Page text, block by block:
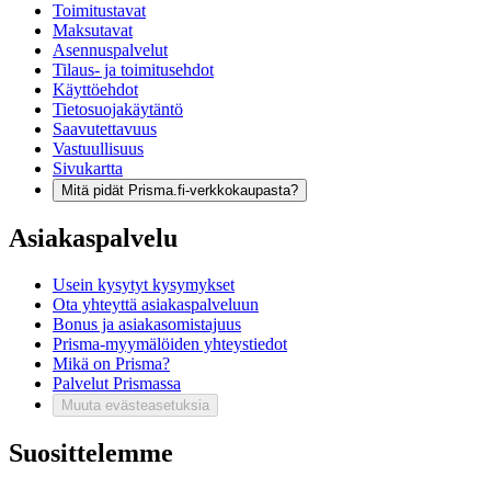
Toimitustavat
Maksutavat
Asennuspalvelut
Tilaus- ja toimitusehdot
Käyttöehdot
Tietosuojakäytäntö
Saavutettavuus
Vastuullisuus
Sivukartta
Mitä pidät Prisma.fi-verkkokaupasta?
Asiakaspalvelu
Usein kysytyt kysymykset
Ota yhteyttä asiakaspalveluun
Bonus ja asiakasomistajuus
Prisma-myymälöiden yhteystiedot
Mikä on Prisma?
Palvelut Prismassa
Muuta evästeasetuksia
Suosittelemme